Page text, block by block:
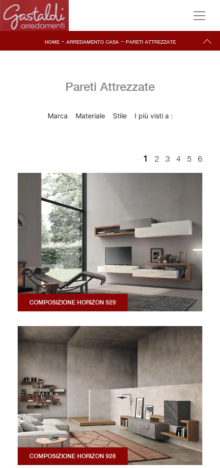
HOME- ARREDAMENTO CASA - PARETI ATTREZZATE
Pareti Attrezzate
Marca Materiale Stile I più visti a :
1 2 3 4 5 6
COMPOSIZIONE HORIZON 929
COMPOSIZIONE HORIZON 928